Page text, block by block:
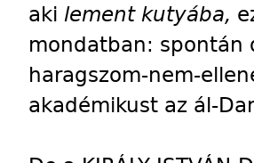
aki lement kutyába,
mondatban: spontán
haragszom-nem-
akadémikust az ál-